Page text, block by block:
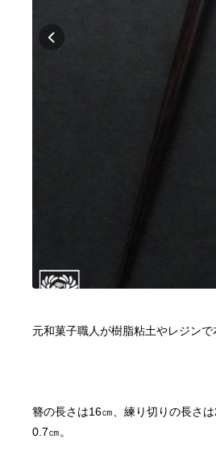
簪の長さは16㎝、練り切りの長さ